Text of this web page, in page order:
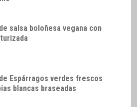
salsa boloñesa vegana con
Espárragos verdes frescos
blancas braseadas